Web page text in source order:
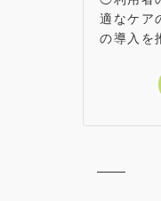
適なケア
の導入を